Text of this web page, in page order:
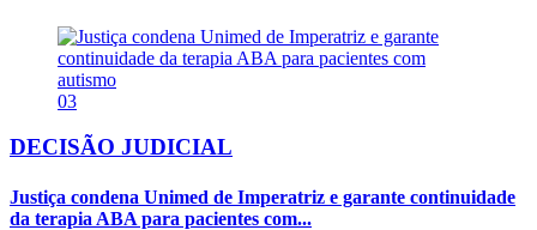
03
DECISÃO JUDICIAL
Justiça condena Unimed de Imperatriz e garante continuidade
da terapia ABA para pacientes com...